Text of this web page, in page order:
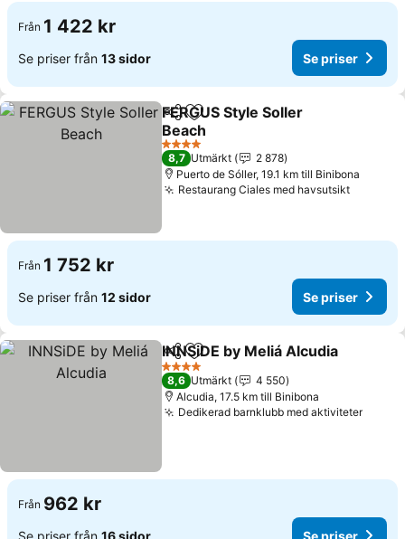
Från 1 422 kr
Se priser från 13 sidor Se priser
Dela Lägg till i Mina Favoriter
FERGUS Style Soller
Beach
Se priser
4 Stjärnor
8,7 Utmärkt
2 878
Puerto de Sóller, 19.1 km till Binibona
Restaurang Ciales med havsutsiktSe
Från 1 752 kr
Se priser från 12 sidor Se priser
Dela Lägg till i Mina Favoriter
INNSiDE by Meliá Alcudia
4 Stjärnor
8,6 Utmärkt
4 550
Alcudia, 17.5 km till Binibona
Dedikerad barnklubb med aktiviteterSe
Från 962 kr
Se priser från 16 sidor Se priser